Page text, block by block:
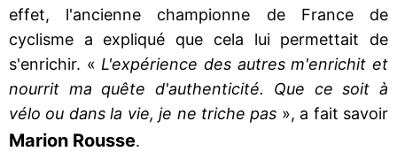
effet, l'ancienne championne de France de
cyclisme a expliqué que cela lui permettait de
s'enrichir. « L'expérience des autres m'enrichit et
nourrit ma quête d'authenticité. Que ce soit à
vélo ou dans la vie, je ne triche pas », a fait savoir
Marion Rousse.